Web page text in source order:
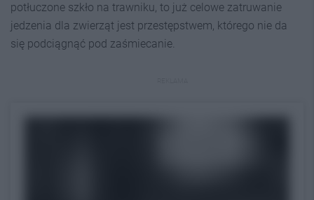
potłuczone szkło na trawniku, to już celowe zatruwanie
jedzenia dla zwierząt jest przestępstwem, którego nie da
się podciągnąć pod zaśmiecanie.